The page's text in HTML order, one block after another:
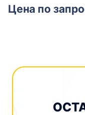
Цена по